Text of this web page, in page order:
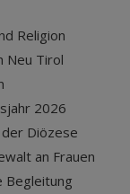
Religion
Neu Tirol
2026
der Diözese
an Frauen
Begleitung